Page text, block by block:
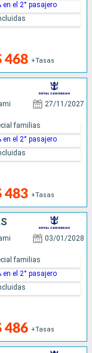
468 +Tasas
en el 2° pasajero
27/11/2027
483 +Tasas
familias
en el 2° pasajero
03/01/2028
486 +Tasas
familias
en el 2° pasajero